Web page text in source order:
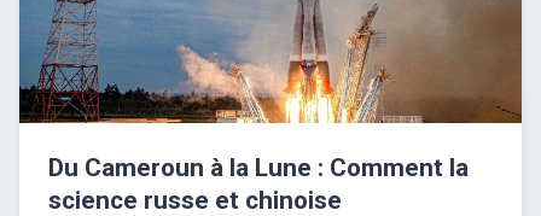
Du Cameroun à la Lune : Comment la
science russe et chinoise